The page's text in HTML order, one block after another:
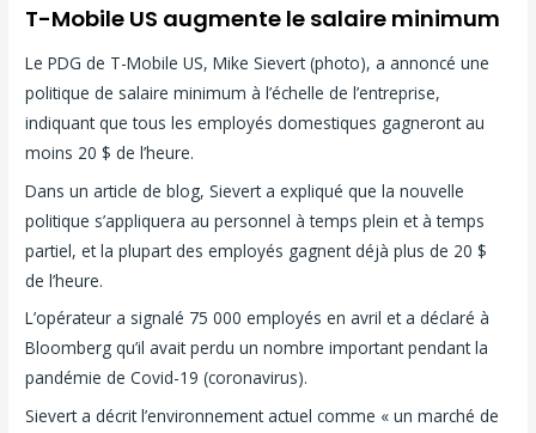
T-Mobile US augmente le salaire minimum
Le PDG de T-Mobile US, Mike Sievert (photo), a annoncé une
politique de salaire minimum à l’échelle de l’entreprise,
indiquant que tous les employés domestiques gagneront au
moins 20 $ de l’heure.
Dans un article de blog, Sievert a expliqué que la nouvelle
politique s’appliquera au personnel à temps plein et à temps
partiel, et la plupart des employés gagnent déjà plus de 20 $
de l’heure.
L’opérateur a signalé 75 000 employés en avril et a déclaré à
Bloomberg qu’il avait perdu un nombre important pendant la
pandémie de Covid-19 (coronavirus).
Sievert a décrit l’environnement actuel comme « un marché de